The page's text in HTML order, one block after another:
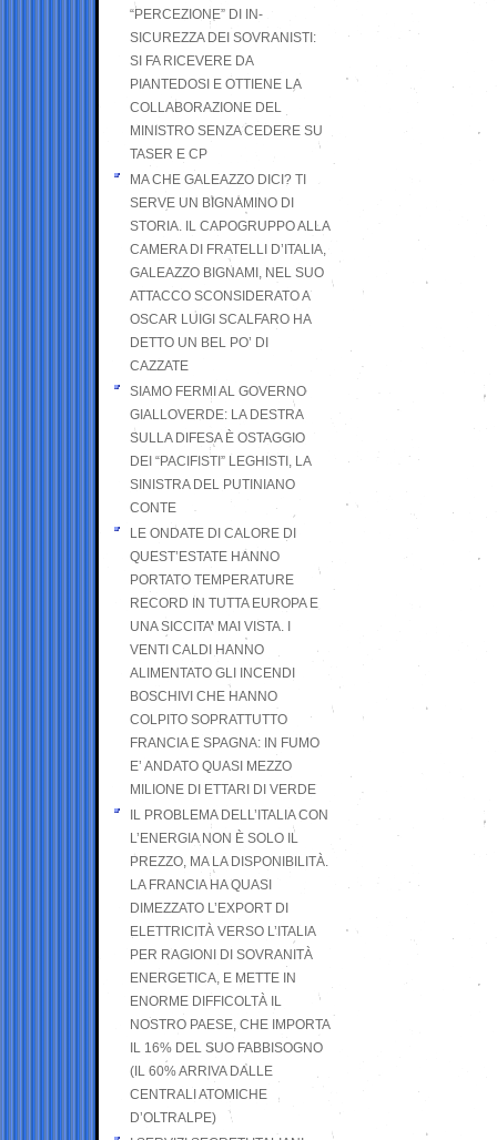
“PERCEZIONE” DI IN-
SICUREZZA DEI SOVRANISTI:
SI FA RICEVERE DA
PIANTEDOSI E OTTIENE LA
COLLABORAZIONE DEL
MINISTRO SENZA CEDERE SU
TASER E CP
MA CHE GALEAZZO DICI? TI
SERVE UN BIGNAMINO DI
STORIA. IL CAPOGRUPPO ALLA
CAMERA DI FRATELLI D’ITALIA,
GALEAZZO BIGNAMI, NEL SUO
ATTACCO SCONSIDERATO A
OSCAR LUIGI SCALFARO HA
DETTO UN BEL PO’ DI
CAZZATE
SIAMO FERMI AL GOVERNO
GIALLOVERDE: LA DESTRA
SULLA DIFESA È OSTAGGIO
DEI “PACIFISTI” LEGHISTI, LA
SINISTRA DEL PUTINIANO
CONTE
LE ONDATE DI CALORE DI
QUEST’ESTATE HANNO
PORTATO TEMPERATURE
RECORD IN TUTTA EUROPA E
UNA SICCITA’ MAI VISTA. I
VENTI CALDI HANNO
ALIMENTATO GLI INCENDI
BOSCHIVI CHE HANNO
COLPITO SOPRATTUTTO
FRANCIA E SPAGNA: IN FUMO
E’ ANDATO QUASI MEZZO
MILIONE DI ETTARI DI VERDE
IL PROBLEMA DELL’ITALIA CON
L’ENERGIA NON È SOLO IL
PREZZO, MA LA DISPONIBILITÀ.
LA FRANCIA HA QUASI
DIMEZZATO L’EXPORT DI
ELETTRICITÀ VERSO L’ITALIA
PER RAGIONI DI SOVRANITÀ
ENERGETICA, E METTE IN
ENORME DIFFICOLTÀ IL
NOSTRO PAESE, CHE IMPORTA
IL 16% DEL SUO FABBISOGNO
(IL 60% ARRIVA DALLE
CENTRALI ATOMICHE
D’OLTRALPE)